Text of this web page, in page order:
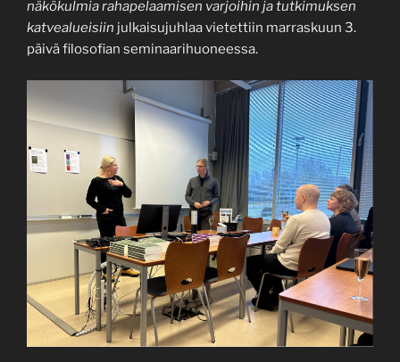
näkökulmia rahapelaamisen varjoihin ja tutkimuksen
katvealueisiin julkaisujuhlaa vietettiin marraskuun 3.
päivä filosofian seminaarihuoneessa.